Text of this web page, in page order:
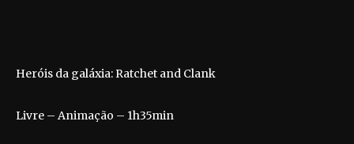
Heróis da galáxia: Ratchet and Clank
Livre – Animação – 1h35min